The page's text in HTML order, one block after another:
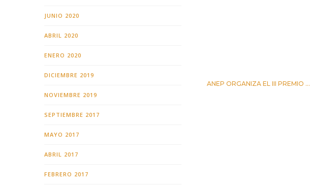
ANEP ORGANIZA EL III PREMIO ...
JUNIO 2020
ABRIL 2020
ENERO 2020
DICIEMBRE 2019
NOVIEMBRE 2019
SEPTIEMBRE 2017
MAYO 2017
ABRIL 2017
FEBRERO 2017